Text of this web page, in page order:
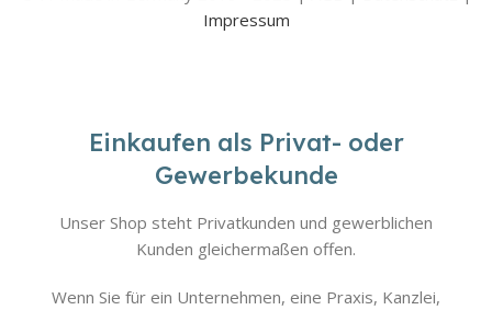
Impressum
Einkaufen als Privat- oder
Gewerbekunde
Unser Shop steht Privatkunden und gewerblichen
Kunden gleichermaßen offen.
Wenn Sie für ein Unternehmen, eine Praxis, Kanzlei,